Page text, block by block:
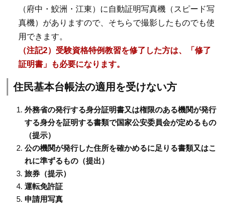
（府中・鮫洲・江東）に自動証明写真機（スピード写
真機）がありますので、そちらで撮影したものでも使
用できます。
（注記2）受験資格特例教習を修了した方は、「修了
証明書」も必要になります。
住民基本台帳法の適用を受けない方
外務省の発行する身分証明書又は権限のある機関が発行
する身分を証明する書類で国家公安委員会が定めるもの
（提示）
公の機関が発行した住所を確かめるに足りる書類又はこ
れに準ずるもの（提出）
旅券（提示）
運転免許証
申請用写真